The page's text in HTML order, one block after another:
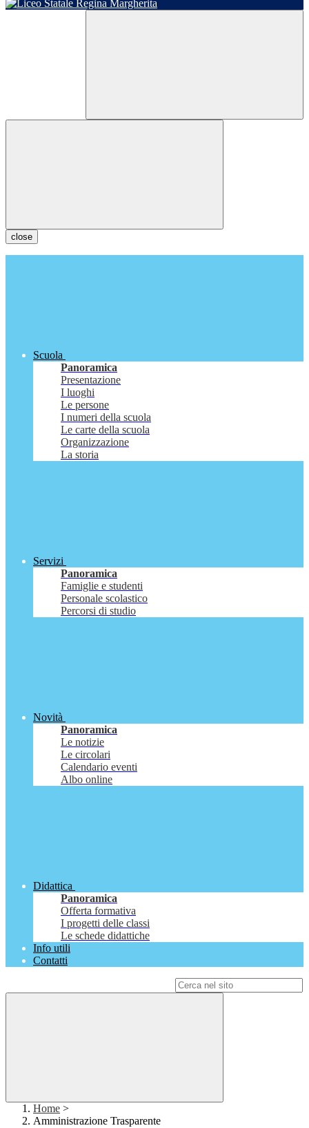
close
Scuola
Panoramica
Presentazione
I luoghi
Le persone
I numeri della scuola
Le carte della scuola
Organizzazione
La storia
Servizi
Panoramica
Famiglie e studenti
Personale scolastico
Percorsi di studio
Novità
Panoramica
Le notizie
Le circolari
Calendario eventi
Albo online
Didattica
Panoramica
Offerta formativa
I progetti delle classi
Le schede didattiche
Info utili
Contatti
Home >
Amministrazione Trasparente